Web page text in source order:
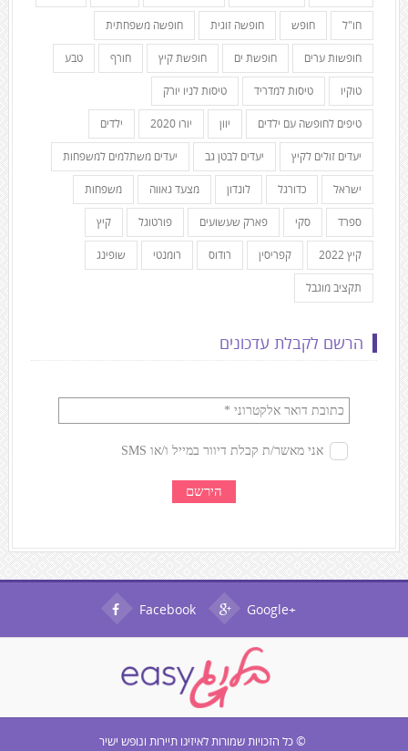
חו"ל חופש חופשה זוגית חופשה משפחתית
חופשות ערים חופשת ים חופשת קיץ חורף טבע
טוקיו טיסות למדריד טיסות לניו יורק
טיפים לחופשה עם ילדים יוון יורו 2020 ילדים
יעדים זולים לקיץ יעדים לבטן גב יעדים משתלמים למשפחות
ישראל כדורגל לונדון מצעד גאווה משפחות
ספרד סקי פארק שעשועים פורטוגל קיץ
קיץ 2022 קפריסין רודוס רומנטי שופינג
תקציב מוגבל
הרשם לקבלת עדכונים
Facebook Google+
© כל הזכויות שמורות לאיזיגו תיירות ונופש ישיר